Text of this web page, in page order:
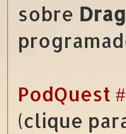
sobre
PodQuest
(clique